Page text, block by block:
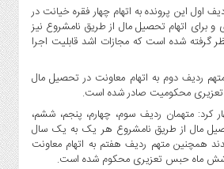
اول این پرونده به اتهام چهار فقره خیانت در
و برای اتهام تحصیل مال از طریق نامشروع نیز
گرفته شده است که مجازات اشد قابلیت اجرا
ردیف دوم به اتهام معاونت در تحصیل مال
محکومیت صادر شده است.
کرد: متهمان ردیف سوم، چهارم، پنجم، ششم،
مال از طریق نامشروع هر یک به یک سال
همچنین متهم ردیف هفتم به اتهام معاونت
ماه حبس تعزیری محکوم شده است.